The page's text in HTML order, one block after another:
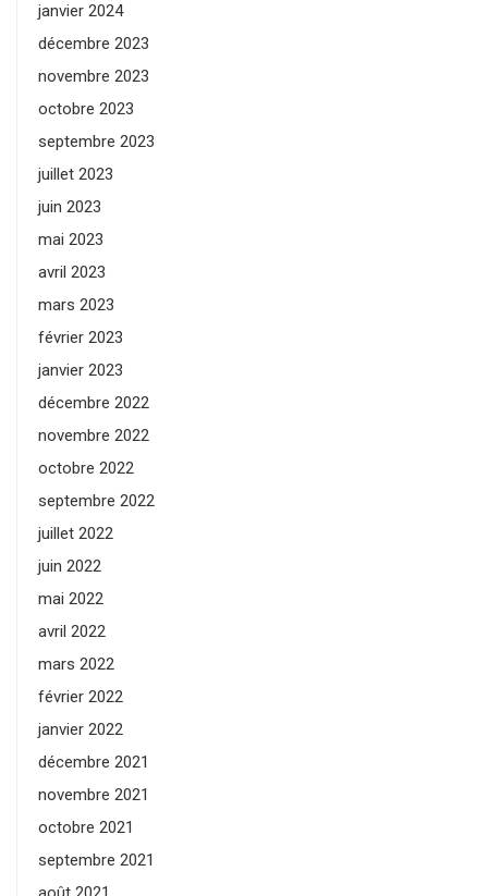
janvier 2024
décembre 2023
novembre 2023
octobre 2023
septembre 2023
juillet 2023
juin 2023
mai 2023
avril 2023
mars 2023
février 2023
janvier 2023
décembre 2022
novembre 2022
octobre 2022
septembre 2022
juillet 2022
juin 2022
mai 2022
avril 2022
mars 2022
février 2022
janvier 2022
décembre 2021
novembre 2021
octobre 2021
septembre 2021